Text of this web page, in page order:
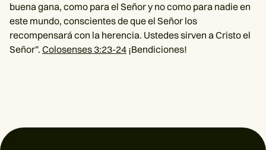
buena gana, como para el Señor y no como para nadie en
este mundo, conscientes de que el Señor los
recompensará con la herencia. Ustedes sirven a Cristo el
Señor”. Colosenses 3:23-24 ¡Bendiciones!